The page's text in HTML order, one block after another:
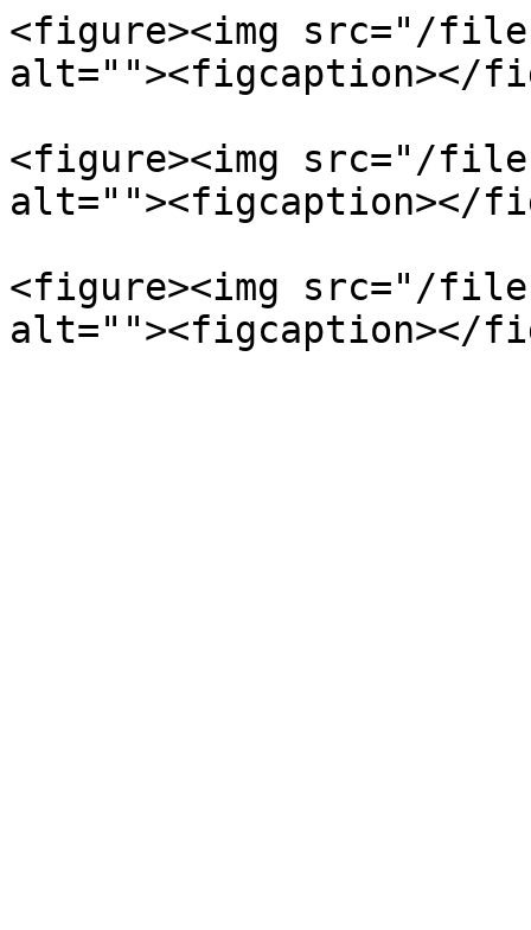
<figure><img src="/files/
alt=""><figcaption></
<figure><img src="/files/
alt=""><figcaption></
<figure><img src="/files/